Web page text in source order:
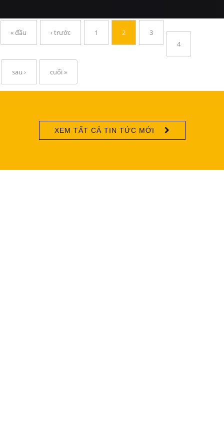
« đầu ‹ trước 1 2
3
4
sau › cuối »
XEM TẤT CẢ TIN TỨC MỚI